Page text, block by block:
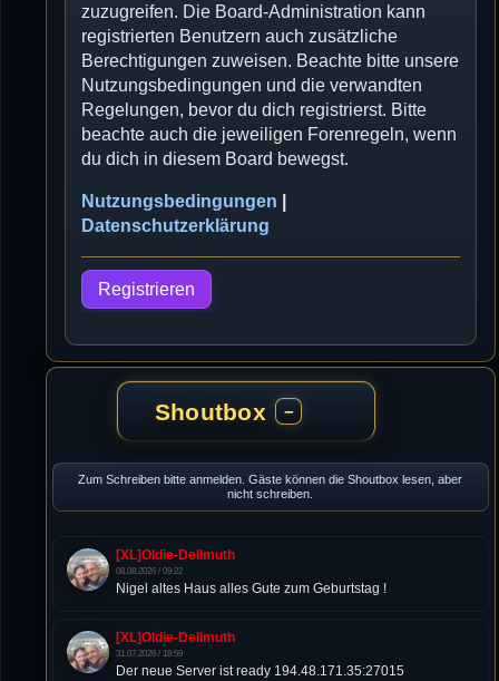
zuzugreifen. Die Board-Administration kann
registrierten Benutzern auch zusätzliche
Berechtigungen zuweisen. Beachte bitte unsere
Nutzungsbedingungen und die verwandten
Regelungen, bevor du dich registrierst. Bitte
beachte auch die jeweiligen Forenregeln, wenn
du dich in diesem Board bewegst.
Nutzungsbedingungen
Datenschutzerklärung
Registrieren
Shoutbox −
Zum Schreiben bitte anmelden. Gäste können die Shoutbox lesen, aber
nicht schreiben.
[XL]Oldie-Dellmuth
08.08.2026 / 09:22
Nigel altes Haus alles Gute zum Geburtstag !
[XL]Oldie-Dellmuth
31.07.2026 / 18:59
Der neue Server ist ready 194.48.171.35:27015